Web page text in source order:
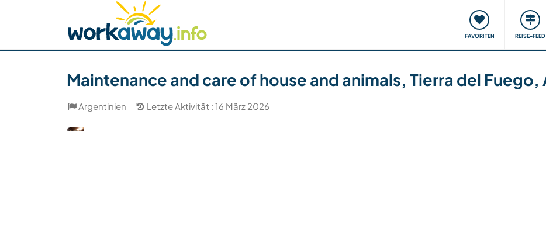
FAVORITEN REISE-FEED
Host finden Reisepartner finden Reisen & Lernen
Sicherheit
Maintenance and care of house and animals, Tierra del Fuego,
Argentinien Letzte Aktivität : 16 März 2026